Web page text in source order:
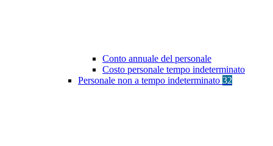
Conto annuale del personale
Costo personale tempo indeterminato
Personale non a tempo indeterminato 32